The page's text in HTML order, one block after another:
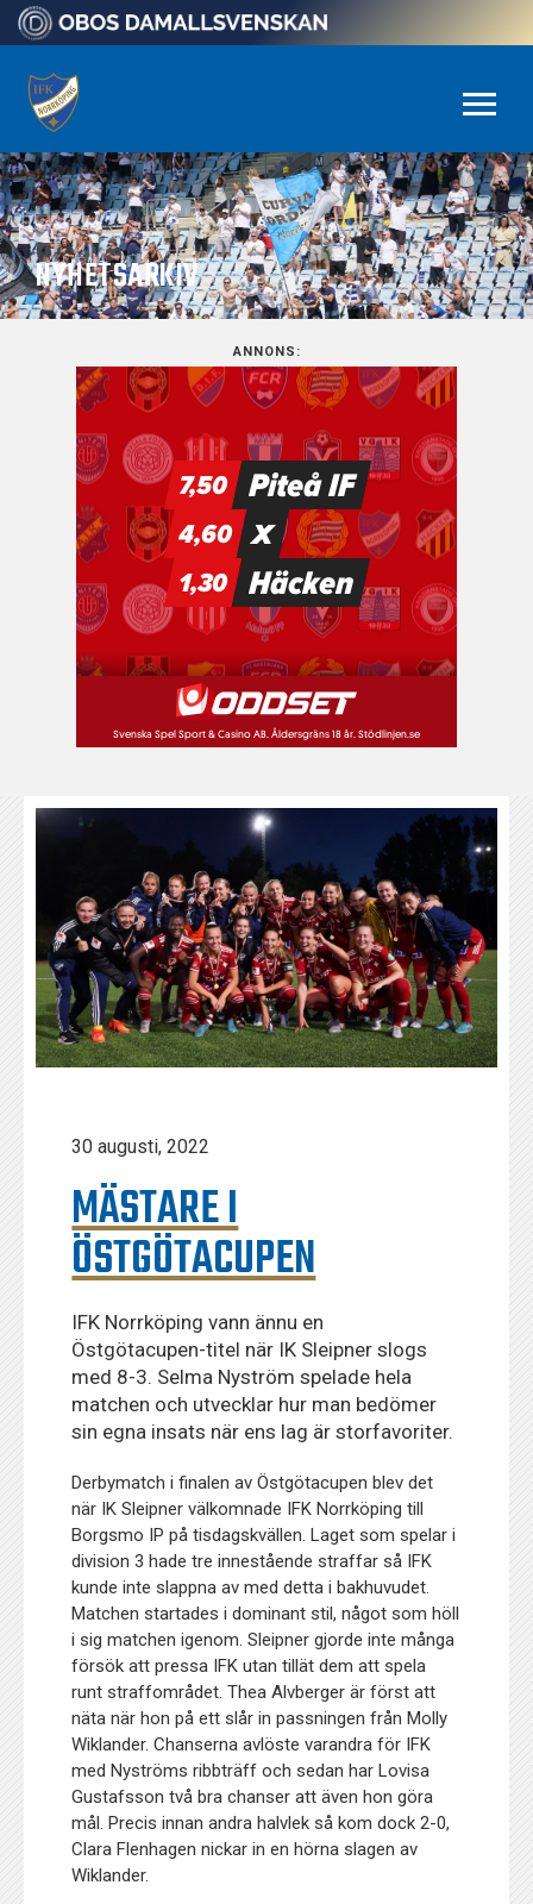
NYHETSARKIV
ANNONS:
30 augusti, 2022
MÄSTARE I
ÖSTGÖTACUPEN
IFK Norrköping vann ännu en
Östgötacupen-titel när IK Sleipner slogs
med 8-3. Selma Nyström spelade hela
matchen och utvecklar hur man bedömer
sin egna insats när ens lag är storfavoriter.
Derbymatch i finalen av Östgötacupen blev det
när IK Sleipner välkomnade IFK Norrköping till
Borgsmo IP på tisdagskvällen. Laget som spelar i
division 3 hade tre innestående straffar så IFK
kunde inte slappna av med detta i bakhuvudet.
Matchen startades i dominant stil, något som höll
i sig matchen igenom. Sleipner gjorde inte många
försök att pressa IFK utan tillät dem att spela
runt straffområdet. Thea Alvberger är först att
näta när hon på ett slår in passningen från Molly
Wiklander. Chanserna avlöste varandra för IFK
med Nyströms ribbträff och sedan har Lovisa
Gustafsson två bra chanser att även hon göra
mål. Precis innan andra halvlek så kom dock 2-0,
Clara Flenhagen nickar in en hörna slagen av
Wiklander.